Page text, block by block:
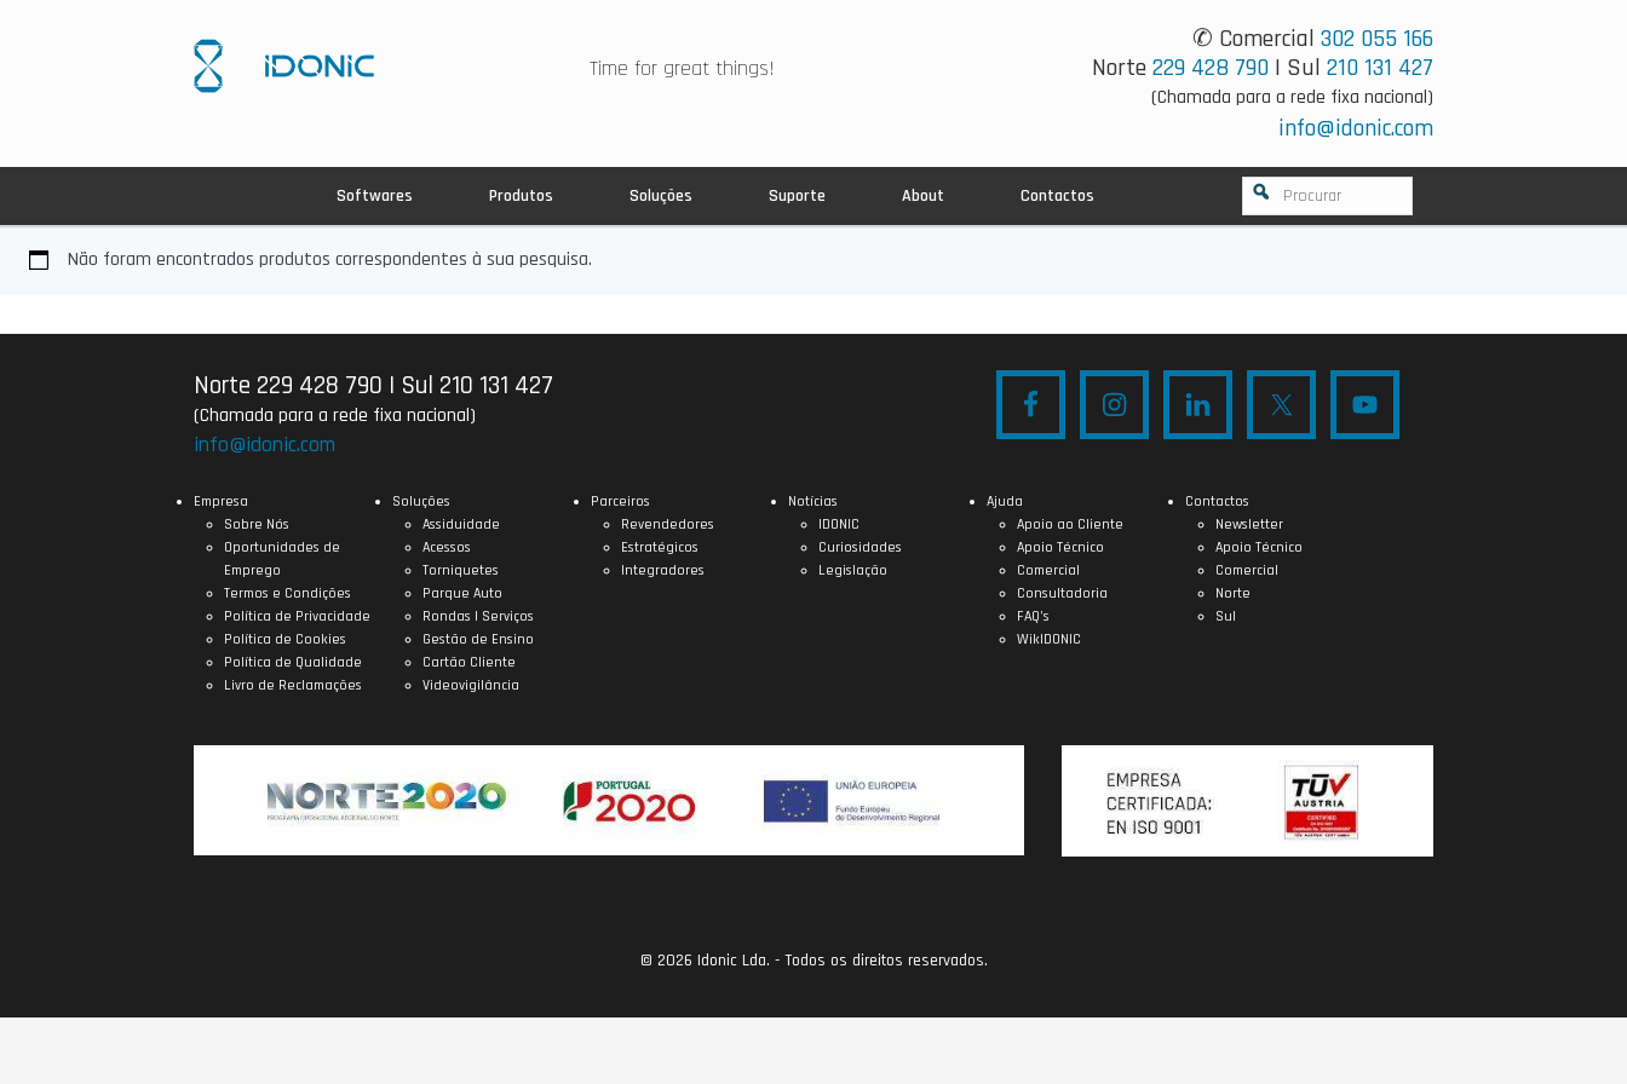
Time for great things!
✆ Comercial 302 055 166
Norte229 428 790 | Sul 210 131 427
(Chamada para a rede fixa nacional)
info@idonic.com
Softwares Produtos Soluções Suporte About Contactos
Não foram encontrados produtos correspondentes à sua pesquisa.
Norte 229 428 790 | Sul 210 131 427
(Chamada para a rede fixa nacional)
info@idonic.com
Empresa
Sobre Nós
Oportunidades de
Emprego
Termos e Condições
Política de Privacidade
Política de Cookies
Política de Qualidade
Livro de Reclamações
Soluções
Assiduidade
Acessos
Torniquetes
Parque Auto
Rondas | Serviços
Gestão de Ensino
Cartão Cliente
Videovigilância
Parceiros
Revendedores
Estratégicos
Integradores
Notícias
IDONIC
Curiosidades
Legislação
Ajuda
Apoio ao Cliente
Apoio Técnico
Comercial
Consultadoria
FAQ’s
WikIDONIC
Contactos
Newsletter
Apoio Técnico
Comercial
Norte
Sul
© 2026 Idonic Lda. - Todos os direitos reservados.